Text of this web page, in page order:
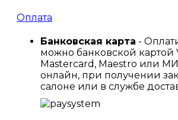
Оплата
Банковская карта -
можно банковской картой
Mastercard, Maestro или
онлайн, при получении
салоне или в службе